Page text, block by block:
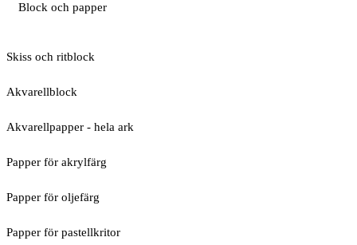
Block och papper
Skiss och ritblock
Akvarellblock
Akvarellpapper - hela ark
Papper för akrylfärg
Papper för oljefärg
Papper för pastellkritor